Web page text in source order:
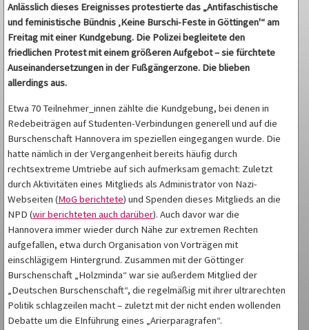
Anlässlich dieses Ereignisses protestierte das „Antifaschistische
und feministische Bündnis ‚Keine Burschi-Feste in Göttingen'“ am
Freitag mit einer Kundgebung. Die Polizei begleitete den
friedlichen Protest mit einem größeren Aufgebot – sie fürchtete
Auseinandersetzungen in der Fußgängerzone. Die blieben
allerdings aus.
Etwa 70 Teilnehmer_innen zählte die Kundgebung, bei denen in
Redebeiträgen auf Studenten-Verbindungen generell und auf die
Burschenschaft Hannovera im speziellen eingegangen wurde. Die
hatte nämlich in der Vergangenheit bereits häufig durch
rechtsextreme Umtriebe auf sich aufmerksam gemacht: Zuletzt
durch Aktivitäten eines Mitglieds als Administrator von Nazi-
Webseiten (MoG berichtete) und Spenden dieses Mitglieds an die
NPD (wir berichteten auch darüber). Auch davor war die
Hannovera immer wieder durch Nähe zur extremen Rechten
aufgefallen, etwa durch Organisation von Vorträgen mit
einschlägigem Hintergrund. Zusammen mit der Göttinger
Burschenschaft „Holzminda“ war sie außerdem Mitglied der
„Deutschen Burschenschaft“, die regelmäßig mit ihrer ultrarechten
Politik schlagzeilen macht – zuletzt mit der nicht enden wollenden
Debatte um die EInführung eines „Arierparagrafen“.